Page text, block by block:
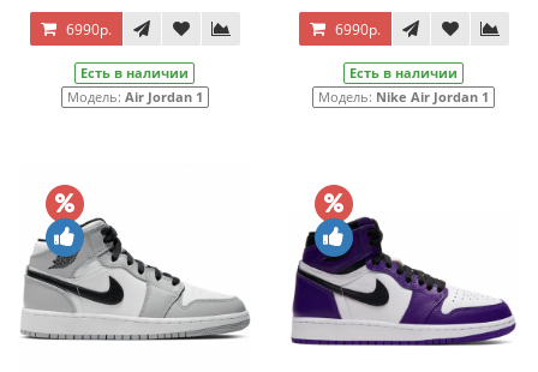
6990р.
Есть в наличии
Модель: Air Jordan 1
6990р.
Есть в наличии
Модель: Nike Air Jordan 1